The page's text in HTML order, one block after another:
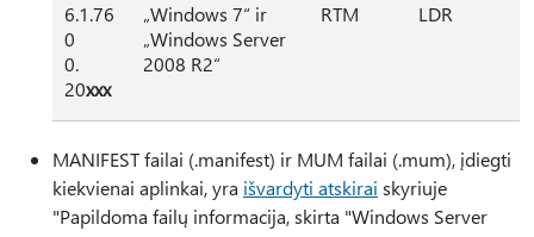
6.1.76
0
0.
20xxx
„Windows 7“ ir
„Windows Server
2008 R2“
RTM LDR
MANIFEST failai (.manifest) ir MUM failai (.mum), įdiegti
kiekvienai aplinkai, yra išvardyti atskirai skyriuje
"Papildoma failų informacija, skirta "Windows Server